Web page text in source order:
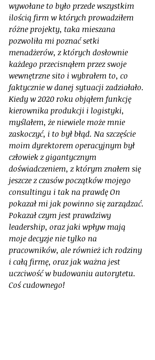
wywołane to było przede wszystkim
ilością firm w których prowadziłem
różne projekty, taka mieszana
pozwoliła mi poznać setki
menadżerów, z których dosłownie
każdego przecisnąłem przez swoje
wewnętrzne sito i wybrałem to, co
faktycznie w danej sytuacji zadziałało.
Kiedy w 2020 roku objąłem funkcję
kierownika produkcji i logistyki,
myślałem, że niewiele może mnie
zaskoczyć, i to był błąd. Na szczęście
moim dyrektorem operacyjnym był
człowiek z gigantycznym
doświadczeniem, z którym znałem się
jeszcze z czasów początków mojego
consultingu i tak na prawdę On
pokazał mi jak powinno się zarządzać.
Pokazał czym jest prawdziwy
leadership, oraz jaki wpływ mają
moje decyzje nie tylko na
pracowników, ale również ich rodziny
i całą firmę, oraz jak ważna jest
uczciwość w budowaniu autorytetu.
Coś cudownego!